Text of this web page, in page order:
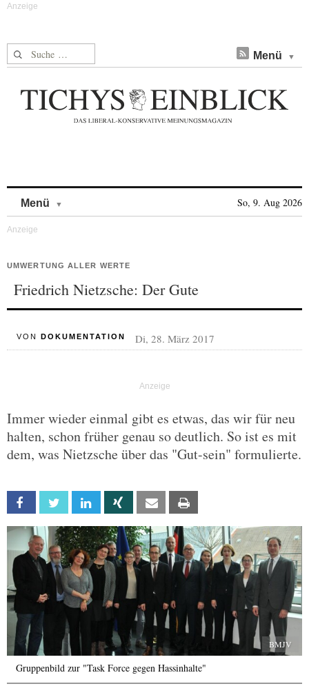
Suche nach: Menü
Menü So, 9. Aug 2026
UMWERTUNG ALLER WERTE
Friedrich Nietzsche: Der Gute
VON DOKUMENTATION Di, 28. März 2017
Immer wieder einmal gibt es etwas, das wir für neu
halten, schon früher genau so deutlich. So ist es mit
dem, was Nietzsche über das "Gut-sein" formulierte.
Facebook Twitter Linkedin Xing Email
BMJV
Gruppenbild zur "Task Force gegen Hassinhalte"